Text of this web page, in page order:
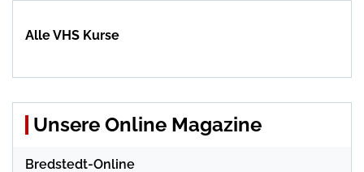
Alle VHS Kurse
Unsere Online Magazine
Bredstedt-Online